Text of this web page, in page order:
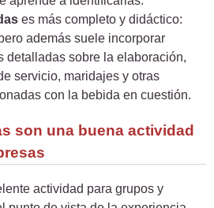
es más completo y didáctico:
además suele incorporar
detalladas sobre la elaboración,
servicio, maridajes y otras
con la bebida en cuestión.
son una buena actividad
actividad para grupos y